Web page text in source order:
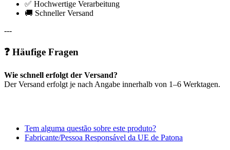
✅ Hochwertige Verarbeitung
🚚 Schneller Versand
---
❓ Häufige Fragen
Wie schnell erfolgt der Versand?
Der Versand erfolgt je nach Angabe innerhalb von 1–6 Werktagen.
Tem alguma questão sobre este produto?
Fabricante/Pessoa Responsável da UE de Patona